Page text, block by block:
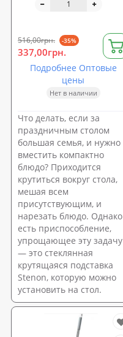
стеклянная 30/25/20см
516,00грн. -35%
337,00грн.
Подробнее Оптовые
цены
Нет в наличии
Что делать, если за
праздничным столом
большая семья, и нужно
вместить компактно
блюдо? Приходится
крутиться вокруг стола,
мешая всем
присутствующим, и
нарезать блюдо. Однако
есть приспособление,
упрощающее эту задачу
— это стеклянная
крутящаяся подставка
Stenon, которую можно
установить на стол.